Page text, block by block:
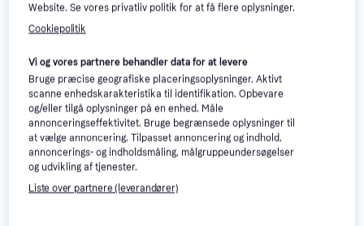
Fable The Journey
Prismatch Xbox 360
179 kr.
Eller 3 betalinger af 60 kr.
6 butikker
Naruto Shippuden Ultimate
Ninja Storm Generations
Kampspil, PEGI aldersmærkning:
12
241 kr.
Eller 3 betalinger af 80 kr.
Website. Se vores privatliv politik for at få flere oplysninger.
Cookiepolitik
Vi og vores partnere behandler data for at levere
Bruge præcise geografiske placeringsoplysninger. Aktivt
scanne enhedskarakteristika til identifikation. Opbevare
og/eller tilgå oplysninger på en enhed. Måle
annonceringseffektivitet. Bruge begrænsede oplysninger til
at vælge annoncering. Tilpasset annoncering og indhold,
annoncerings- og indholdsmåling, målgruppeundersøgelser
og udvikling af tjenester.
Liste over partnere (leverandører)